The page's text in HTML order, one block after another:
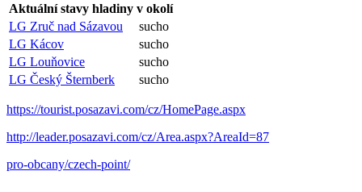
Aktuální stavy hladiny v okolí
LG Zruč nad Sázavou
sucho
LG Kácov
sucho
LG Louňovice
sucho
LG Český Šternberk
sucho
https://tourist.posazavi.com/cz/HomePage.aspx
http://leader.posazavi.com/cz/Area.aspx?AreaId=87
pro-obcany/czech-point/